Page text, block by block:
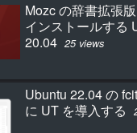
Mozc の辞書拡張
インストールする
20.04 25 views
Ubuntu 22.04 の
に UT を導入する